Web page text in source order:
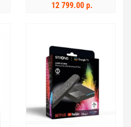
12 799.00 р.